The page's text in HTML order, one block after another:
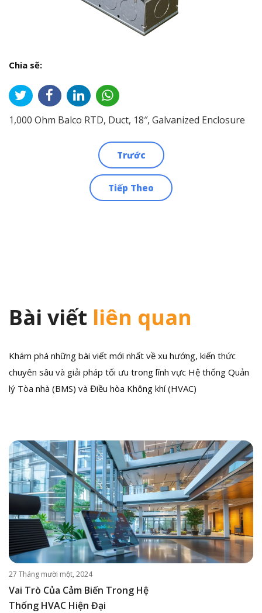
Chia sẽ:
1,000 Ohm Balco RTD, Duct, 18″, Galvanized Enclosure
Trước
Tiếp Theo
Bài viết liên quan
Khám phá những bài viết mới nhất về xu hướng, kiến thức
chuyên sâu và giải pháp tối ưu trong lĩnh vực Hệ thống Quản
lý Tòa nhà (BMS) và Điều hòa Không khí (HVAC)
27 Tháng mười một, 2024
Vai Trò Của Cảm Biến Trong Hệ
Thống HVAC Hiện Đại